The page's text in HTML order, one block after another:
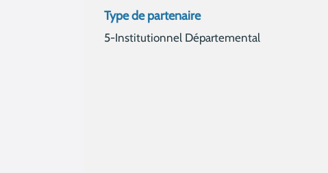
Type de partenaire
5-Institutionnel Départemental